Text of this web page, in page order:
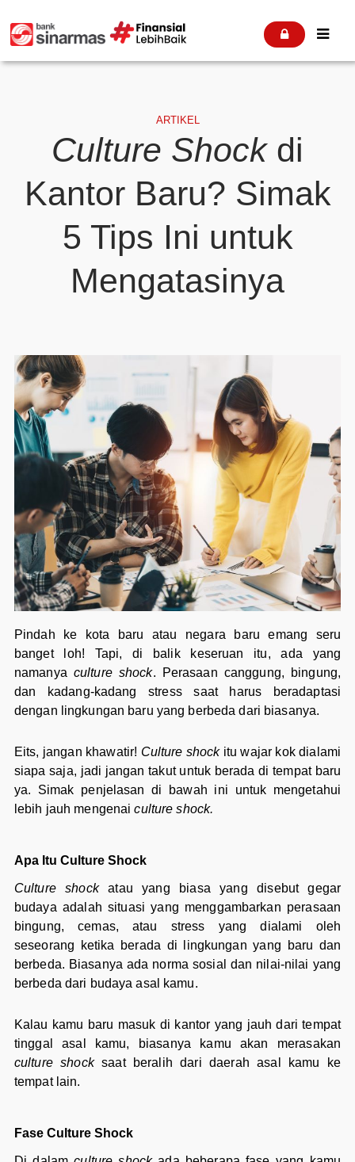
 
ARTIKEL
Culture Shockdi
Kantor Baru? Simak
5 Tips Ini untuk
Mengatasinya
Pindah ke kota baru atau negara baru emang seru
banget loh! Tapi, di balik keseruan itu, ada yang
namanya culture shock. Perasaan canggung, bingung,
dan kadang-kadang stress saat harus beradaptasi
dengan lingkungan baru yang berbeda dari biasanya.
Eits, jangan khawatir! Culture shock itu wajar kok dialami
siapa saja, jadi jangan takut untuk berada di tempat baru
ya. Simak penjelasan di bawah ini untuk mengetahui
lebih jauh mengenaiculture shock.
Apa Itu Culture Shock
Culture shockatau yang biasa yang disebut gegar
budaya adalah situasi yang menggambarkan perasaan
bingung, cemas, atau stress yang dialami oleh
seseorang ketika berada di lingkungan yang baru dan
berbeda. Biasanya ada norma sosial dan nilai-nilai yang
berbeda dari budaya asal kamu.
Kalau kamu baru masuk di kantor yang jauh dari tempat
tinggal asal kamu, biasanya kamu akan merasakan
culture shocksaat beralih dari daerah asal kamu ke
tempat lain.
Fase Culture Shock